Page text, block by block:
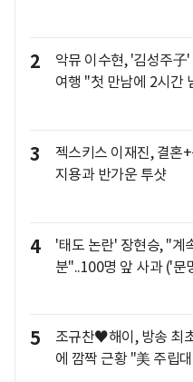
2
악뮤 이수현, '김성주子
여행 "첫 만남에 2시간
3
젝스키스 이재진, 결혼
지용과 반가운 투샷
4
'태도 논란' 장현승, "계
분"..100명 앞 사과 ('문
5
조규찬♥해이, 방송 최
에 깜짝 근황 "美 주립